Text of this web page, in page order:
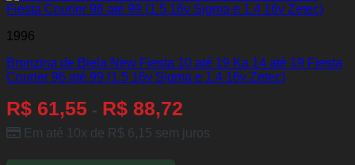
1996
Bronzina de Biela New Fiesta 10 até 19 Ka 14 até 19 Fiesta
Courier 96 até 99 (1.5 16v Sigma e 1.4 16v Zetec)
R$ 61,55 - R$ 88,72
Em até 10x de R$ 6,15 sem juros